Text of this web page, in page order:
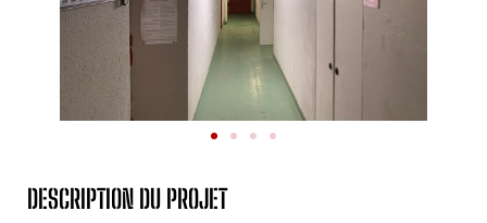
DESCRIPTION DU PROJET